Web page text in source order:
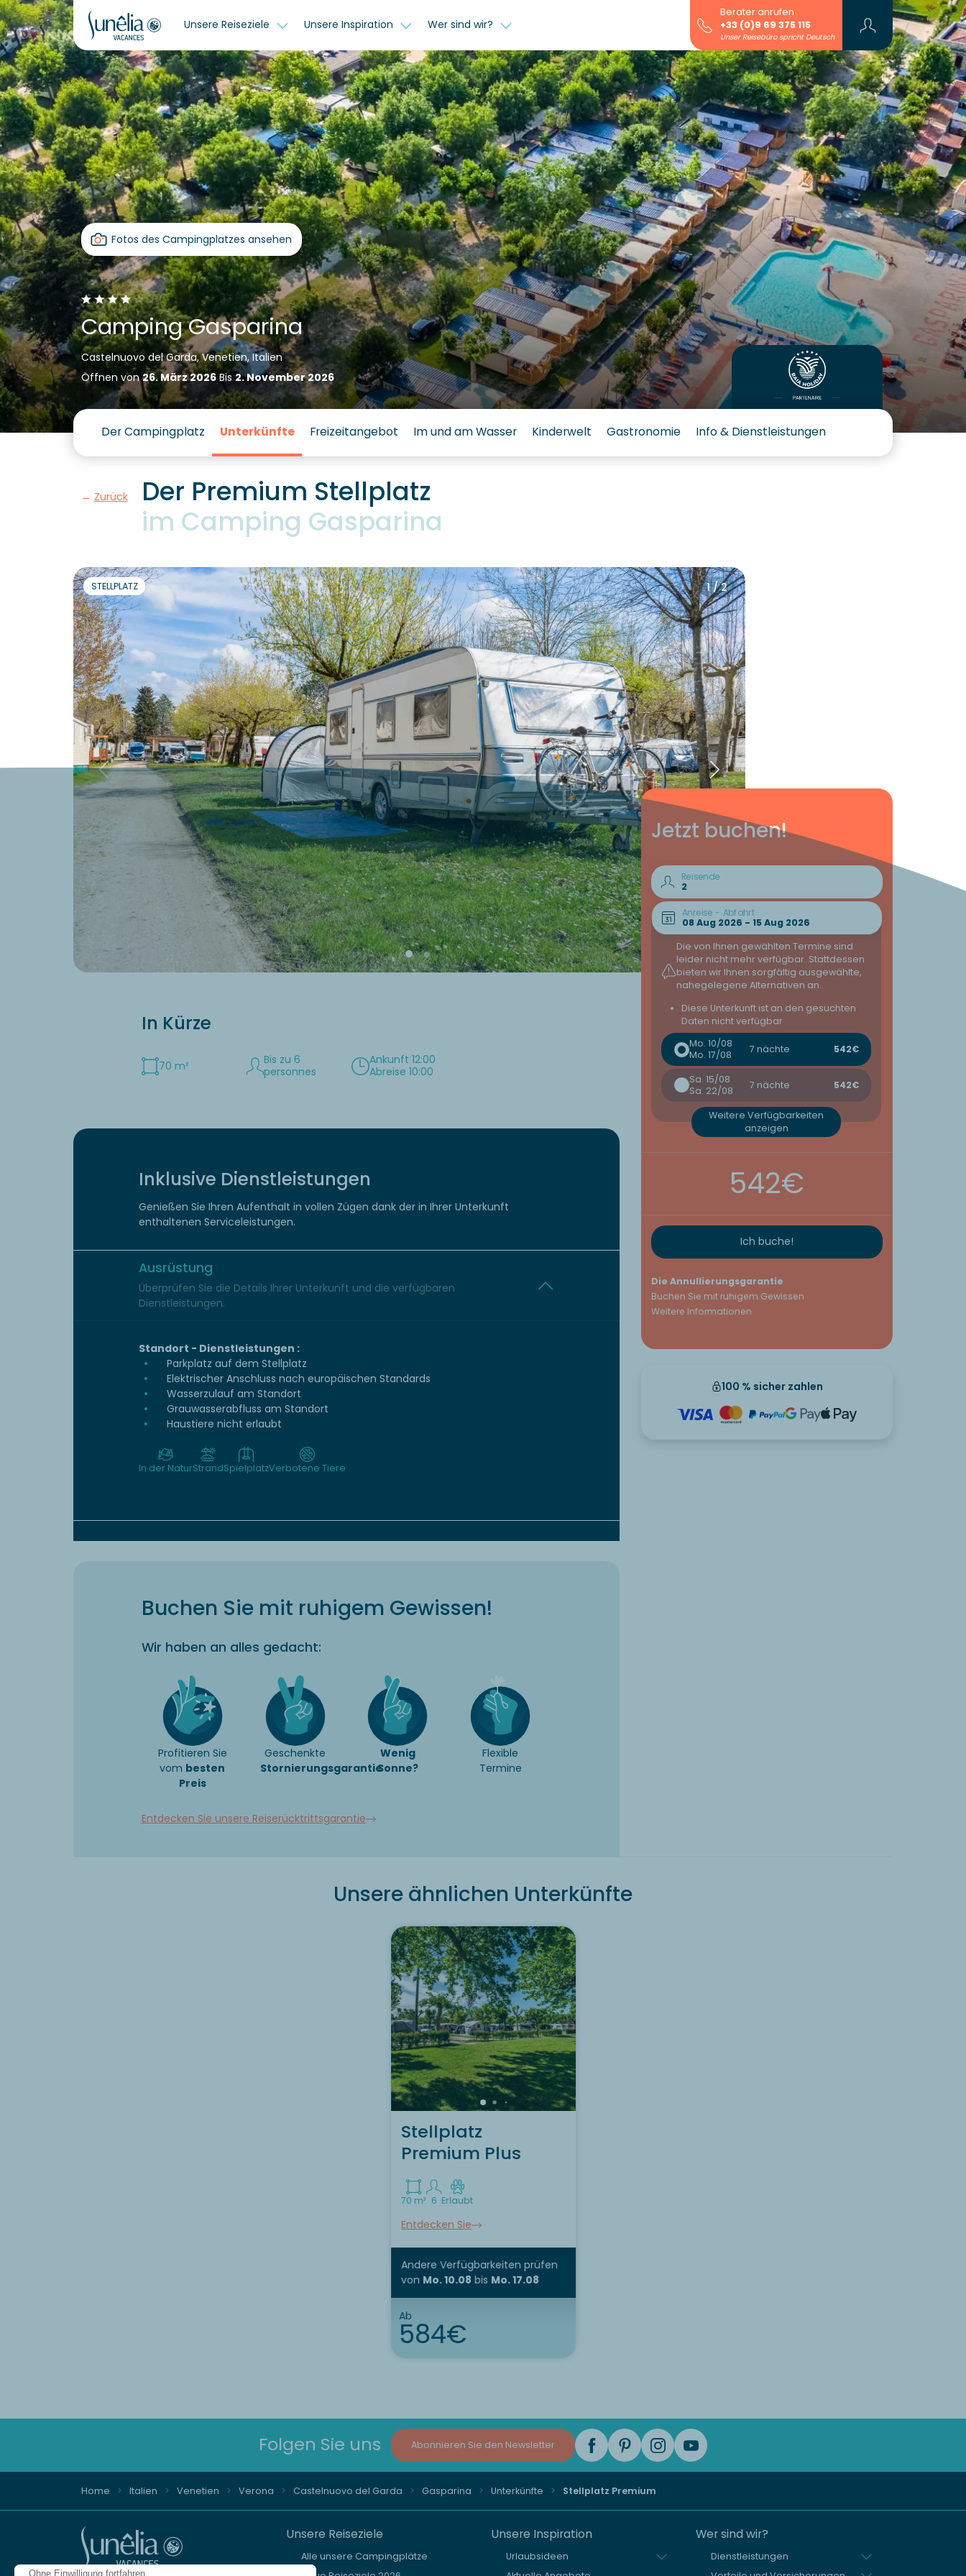
Ohne Einwilligung fortfahren
Unsere Reiseziele Unsere Inspiration Wer sind wir?
Berater anrufen
+33 (0)9 69 375 115
Unser Reisebüro spricht Deutsch
Fotos des Campingplatzes ansehen
Camping Gasparina
Castelnuovo del Garda, Venetien, Italien
Öffnen von26. März 2026Bis 2. November 2026
Der Campingplatz Unterkünfte Freizeitangebot Im und am Wasser Kinderwelt Gastronomie Info & Dienstleistungen
Zurück
Der Premium Stellplatz
im Camping Gasparina
Jetzt buchen!
Reisende
Anreise - Abfahrt
Die von Ihnen gewählten Termine sind
leider nicht mehr verfügbar. Stattdessen
bieten wir Ihnen sorgfältig ausgewählte,
nahegelegene Alternativen an..
Diese Unterkunft ist an den gesuchten
Daten nicht verfügbar
Mo. 10/08
Mo. 17/08
7 nächte 542€
Sa. 15/08
Sa. 22/08
7 nächte 542€
Weitere Verfügbarkeiten
anzeigen
542€
Ich buche!
Die Annullierungsgarantie
Buchen Sie mit ruhigem Gewissen
Weitere Informationen
100 % sicher zahlen
1 / 2
STELLPLATZ
In Kürze
70 m²
Bis zu 6
personnes
Ankunft 12:00
Abreise 10:00
Inklusive Dienstleistungen
Genießen Sie Ihren Aufenthalt in vollen Zügen dank der in Ihrer Unterkunft
enthaltenen Serviceleistungen.
Ausrüstung
Überprüfen Sie die Details Ihrer Unterkunft und die verfügbaren
Dienstleistungen.
Standort - Dienstleistungen :
Parkplatz auf dem Stellplatz
Elektrischer Anschluss nach europäischen Standards
Wasserzulauf am Standort
Grauwasserabfluss am Standort
Haustiere nicht erlaubt
In der NaturStrandSpielplatzVerbotene Tiere
Buchen Sie mit ruhigem Gewissen!
Wir haben an alles gedacht:
Profitieren Sie
vom besten
Preis
Geschenkte
Stornierungsgarantie
Wenig
Sonne?
Flexible
Termine
Entdecken Sie unsere Reiserücktrittsgarantie
Unsere ähnlichen Unterkünfte
Stellplatz
Premium Plus
70 m² 6 Erlaubt
Entdecken Sie
Andere Verfügbarkeiten prüfen
von Mo. 10.08 bis Mo. 17.08
Ab
584€
Folgen Sie uns Abonnieren Sie den Newsletter
Home Italien Venetien Verona Castelnuovo del Garda Gasparina Unterkünfte Stellplatz Premium
Unsere Reiseziele
Alle unsere Campingplätze
Unsere Inspiration
Urlaubsideen
Wer sind wir?
Dienstleistungen